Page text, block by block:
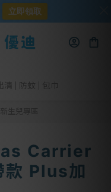
清 防蚊
生兒專區
Carrier
款 Plus加
立即領取